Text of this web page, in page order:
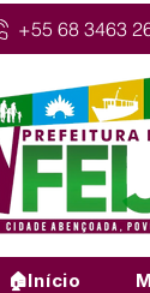
+55 68 3463
🏠Início